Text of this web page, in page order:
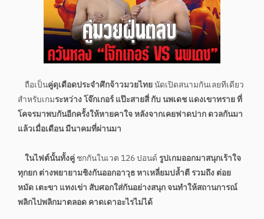
ถือเป็นคู่ดุเดือดประจำศึกจ้าวมวยไทยนัดเปิดสนามกันเลยทีเดียว
สำหรับเกมระหว่าง โจ๊กเกอร์ แป๊ะสายสี่ กับ นพเดช แดงเขาทรายที่
โคจรมาพบกันอีกครั้งให้หายคาใจ หลังจากเคยฟาดปาก ดวลกันมา
แล้วเมื่อเดือน มีนาคมที่ผ่านมา
ในไฟต์นั้นทั้งคู่ชกกันในเวต 126 ปอนด์รูปเกมออกมาสนุกเร้าใจ
ทุกยก ต่างพยายามชิงกันออกอาวุธ หาเหลี่ยมปล้ำตี รวมถึง ต่อย
หมัด เตะขา แทงเข่า สับศอกใส่กันอย่างสนุก จนทำให้สถานการณ์
พลิกไปพลิกมาตลอด คาดเดาอะไรไม่ได้